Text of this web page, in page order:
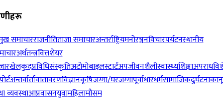
समाचारराजनीतिताजा समाचारअन्तर्राष्ट्रियमनोरञ्जनविचारपर्यटनस्थानीय
अर्थतन्त्रवित्तशेयर
खेलकुदप्रविधिसंस्कृतिअटोमोबाइलस्टार्टअपजीवनशैलीस्वास्थ्यशिक्षाअपराध
अन्तर्वार्तावातावरणविज्ञानकृषिजग्गा/घरजग्गापूर्वाधारधर्मसामाजिकदुर्घटना
व्यवस्थाआप्रवासनयुवामहिलामौसम